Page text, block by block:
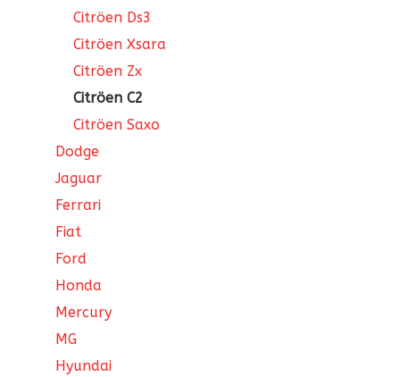
Citröen Ds3
Citröen Xsara
Citröen Zx
Citröen C2
Citröen Saxo
Dodge
Jaguar
Ferrari
Fiat
Ford
Honda
Mercury
MG
Hyundai